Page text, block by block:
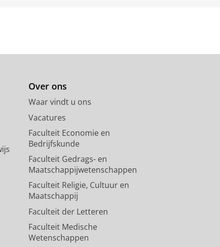
Over ons
Waar vindt u ons
Vacatures
Faculteit Economie en
Bedrijfskunde
Faculteit Gedrags- en
Maatschappijwetenschappen
Faculteit Religie, Cultuur en
Maatschappij
Faculteit der Letteren
Faculteit Medische
Wetenschappen